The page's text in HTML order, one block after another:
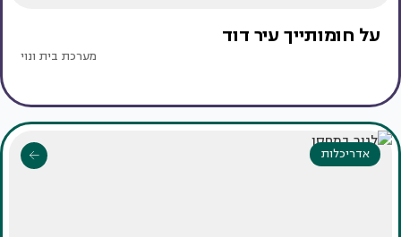
על חומותייך עיר דוד
מערכת בית ונוי
אדריכלות